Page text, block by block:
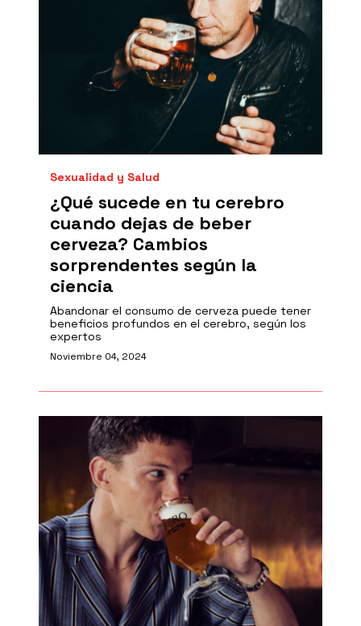
Sexualidad y Salud
¿Qué sucede en tu cerebro
cuando dejas de beber
cerveza? Cambios
sorprendentes según la
ciencia
Abandonar el consumo de cerveza puede tener
beneficios profundos en el cerebro, según los
expertos
Noviembre 04, 2024